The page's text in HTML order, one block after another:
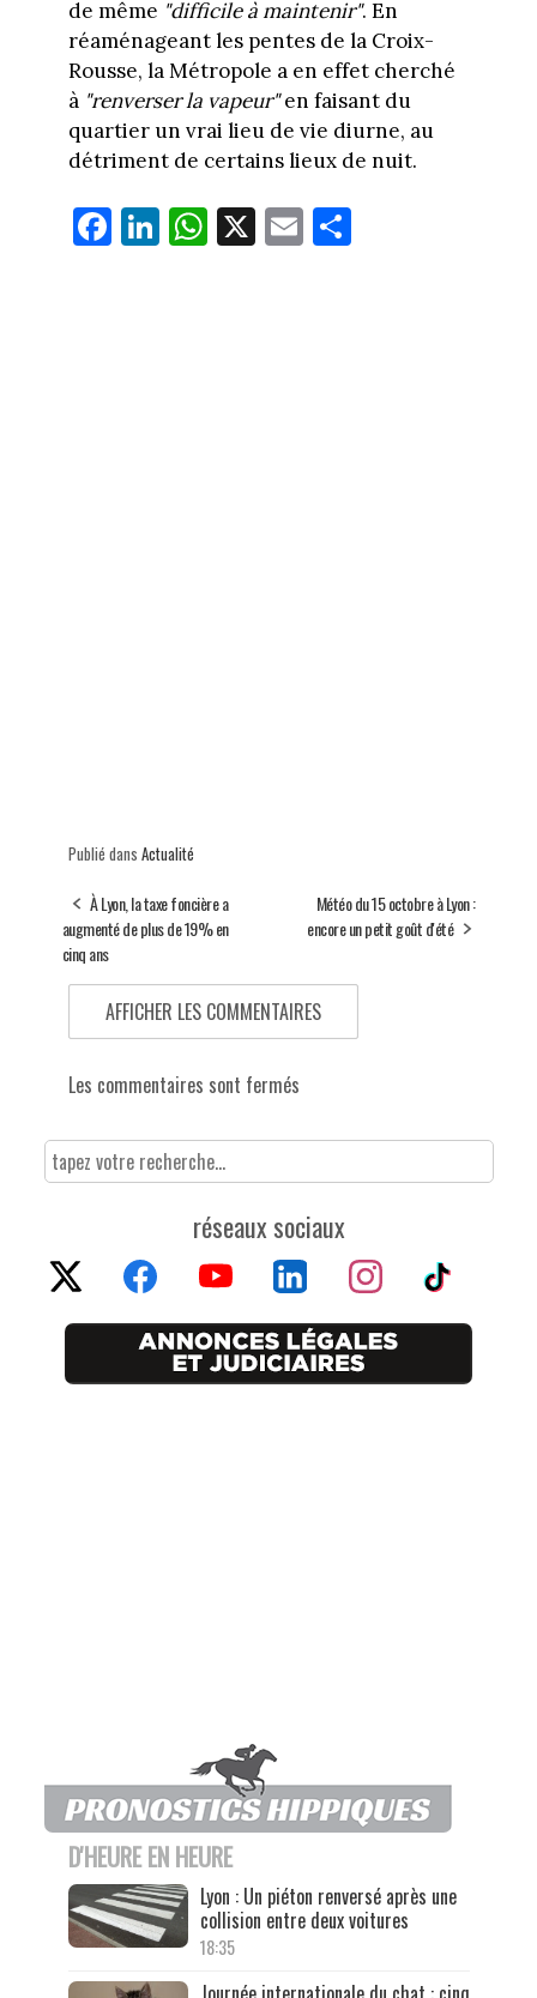
de même "difficile à maintenir". En
réaménageant les pentes de la Croix-
Rousse, la Métropole a en effet cherché
à "renverser la vapeur"en faisant du
quartier un vrai lieu de vie diurne, au
détriment de certains lieux de nuit.
Fa
ce
Li
nk
W
ha
X E
m
Pa
Publié dans Actualité
À Lyon, la taxe foncière a
augmenté de plus de 19% en
cinq ans
Météo du 15 octobre à Lyon :
encore un petit goût d'été
AFFICHER LES COMMENTAIRES
Les commentaires sont fermés
réseaux sociaux
D'HEURE EN HEURE
Lyon : Un piéton renversé après une
collision entre deux voitures
18:35